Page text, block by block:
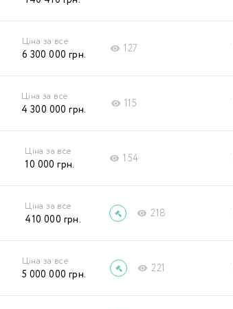
Ціна за все
6 300 000 грн. 127
Ціна за все
4 300 000 грн. 115
Ціна за все
10 000 грн. 154
Ціна за все
410 000 грн. 218
Ціна за все
5 000 000 грн. 221